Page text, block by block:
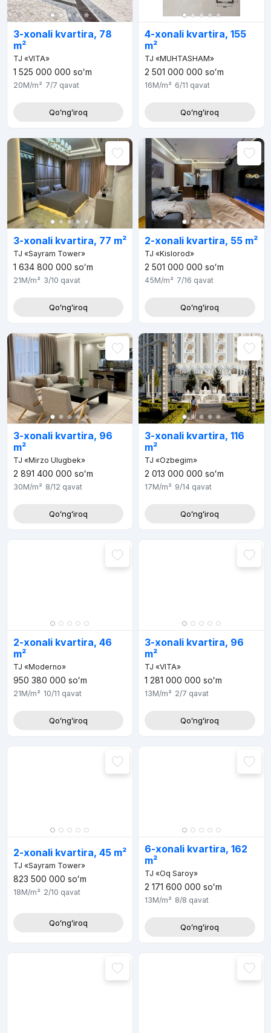
3-xonali kvartira, 78
m²
TJ «VITA»
1 525 000 000 soʻm
20M/m² 7/7 qavat
Qoʻngʻiroq
4-xonali kvartira, 155
m²
TJ «MUHTASHAM»
2 501 000 000 soʻm
16M/m² 6/11 qavat
Qoʻngʻiroq
3-xonali kvartira, 77 m²
TJ «Sayram Tower»
1 634 800 000 soʻm
21M/m² 3/10 qavat
Qoʻngʻiroq
2-xonali kvartira, 55 m²
TJ «Kislorod»
2 501 000 000 soʻm
45M/m² 7/16 qavat
Qoʻngʻiroq
3-xonali kvartira, 96
m²
TJ «Mirzo Ulugbek»
2 891 400 000 soʻm
30M/m² 8/12 qavat
Qoʻngʻiroq
3-xonali kvartira, 116
m²
TJ «Ozbegim»
2 013 000 000 soʻm
17M/m² 9/14 qavat
Qoʻngʻiroq
2-xonali kvartira, 46
m²
TJ «Moderno»
950 380 000 soʻm
21M/m² 10/11 qavat
Qoʻngʻiroq
3-xonali kvartira, 96
m²
TJ «VITA»
1 281 000 000 soʻm
13M/m² 2/7 qavat
Qoʻngʻiroq
2-xonali kvartira, 45 m²
TJ «Sayram Tower»
823 500 000 soʻm
18M/m² 2/10 qavat
Qoʻngʻiroq
6-xonali kvartira, 162
m²
TJ «Oq Saroy»
2 171 600 000 soʻm
13M/m² 8/8 qavat
Qoʻngʻiroq